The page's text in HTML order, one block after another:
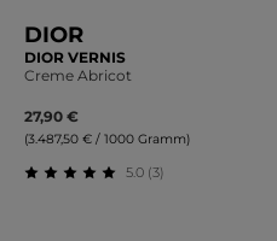
DIOR
DIOR VERNIS
Creme Abricot
27,90 €
(3.487,50 € / 1000 Gramm)
5.0 (3)